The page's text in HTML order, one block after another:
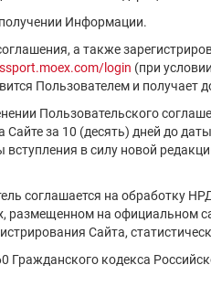
Информации.
а также
login (при
Пользователем и получает
Пользовательского
за 10 (десять) дней до даты
в силу новой
соглашается на обработку
размещенном на официальном
Сайта,
Гражданского кодекса